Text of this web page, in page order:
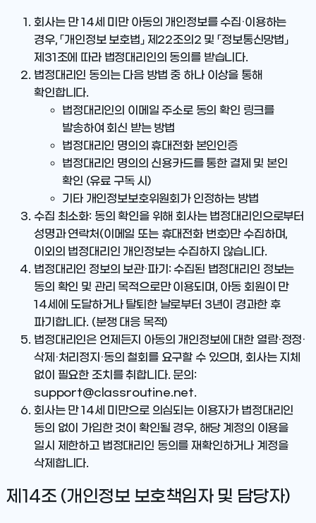
회사는 만 14세 미만 아동의 개인정보를 수집·이용하는
경우, 「개인정보 보호법」 제22조의2 및 「정보통신망법」
제31조에 따라 법정대리인의 동의를 받습니다.
법정대리인 동의는 다음 방법 중 하나 이상을 통해
확인합니다.
법정대리인의 이메일 주소로 동의 확인 링크를
발송하여 회신 받는 방법
법정대리인 명의의 휴대전화 본인인증
법정대리인 명의의 신용카드를 통한 결제 및 본인
확인 (유료 구독 시)
기타 개인정보보호위원회가 인정하는 방법
수집 최소화: 동의 확인을 위해 회사는 법정대리인으로부터
성명과 연락처(이메일 또는 휴대전화 번호)만수집하며,
이외의 법정대리인 개인정보는 수집하지 않습니다.
법정대리인 정보의 보관·파기 : 수집된 법정대리인 정보는
동의 확인 및 관리 목적으로만 이용되며, 아동 회원이 만
14세에 도달하거나 탈퇴한 날로부터 3년이 경과한 후
파기합니다. (분쟁 대응 목적)
법정대리인은 언제든지 아동의 개인정보에 대한 열람·정정·
삭제·처리정지·동의 철회를 요구할 수 있으며, 회사는 지체
없이 필요한 조치를 취합니다. 문의:
support@classroutine.net.
회사는 만 14세 미만으로 의심되는 이용자가 법정대리인
동의 없이 가입한 것이 확인될 경우, 해당 계정의 이용을
일시 제한하고 법정대리인 동의를 재확인하거나 계정을
삭제합니다.
제14조 (개인정보 보호책임자 및 담당자)